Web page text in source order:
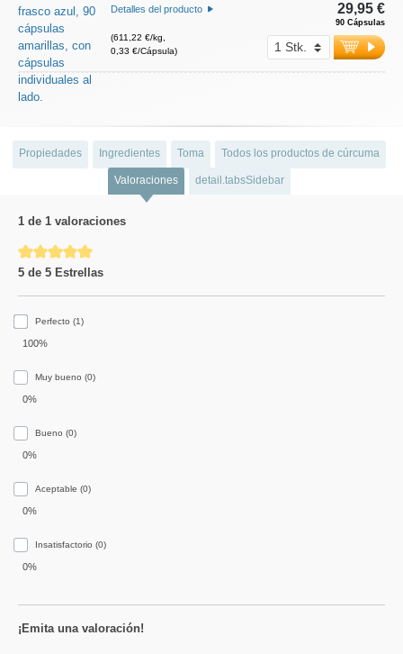
Detalles del producto
(611,22 €/kg,
0,33 €/Cápsula)
90 Cápsulas
29,95 €
Propiedades Ingredientes Toma Todos los productos de cúrcuma
Valoraciones detail.tabsSidebar
1 de 1 valoraciones
Calificación promedio de 5 de 5 estrellas
5 de 5 Estrellas
Perfecto (1)
100%
Muy bueno (0)
0%
Bueno (0)
0%
Aceptable (0)
0%
Insatisfactorio (0)
0%
¡Emita una valoración!